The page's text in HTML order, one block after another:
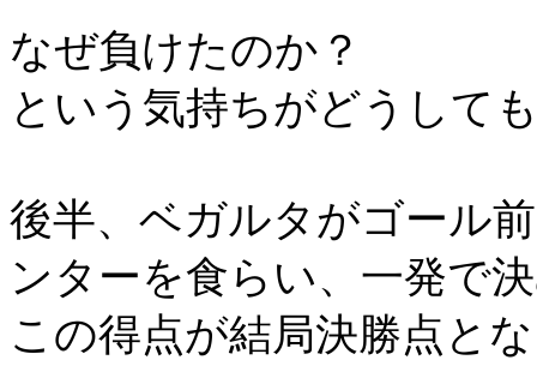
なぜ負けたのか？
という気持ちがどうして
後半、ベガルタがゴール
ンターを食らい、一発で
この得点が結局決勝点と